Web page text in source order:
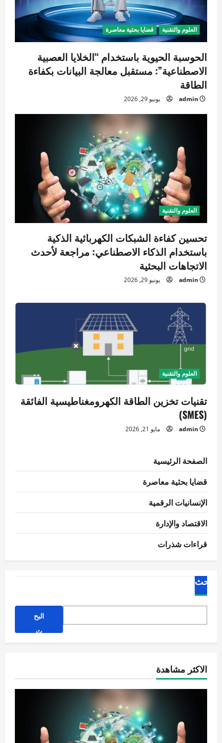
العلوم والتقنية قضايا بحثية معاصرة
الحوسبة الحيوية باستخدام “الخلايا العصبية
الاصطناعية”: مستقبل معالجة البيانات بكفاءة
الطاقة
admin يونيو 29, 2026
العلوم والتقنية
تحسين كفاءة الشبكات الكهربائية الذكية
باستخدام الذكاء الاصطناعي: مراجعة لأحدث
الاتجاهات البحثية
admin يونيو 29, 2026
العلوم والتقنية
تقنيات تخزين الطاقة الكهرومغناطيسية الفائقة
(SMES)
admin مايو 21, 2026
الصفحة الرئيسية
قضايا بحثية معاصرة
الإنسانيات الرقمية
الاقتصاد والإدارة
قراءات شذرات
البحث
البح
ث
الاكثر مشاهدة